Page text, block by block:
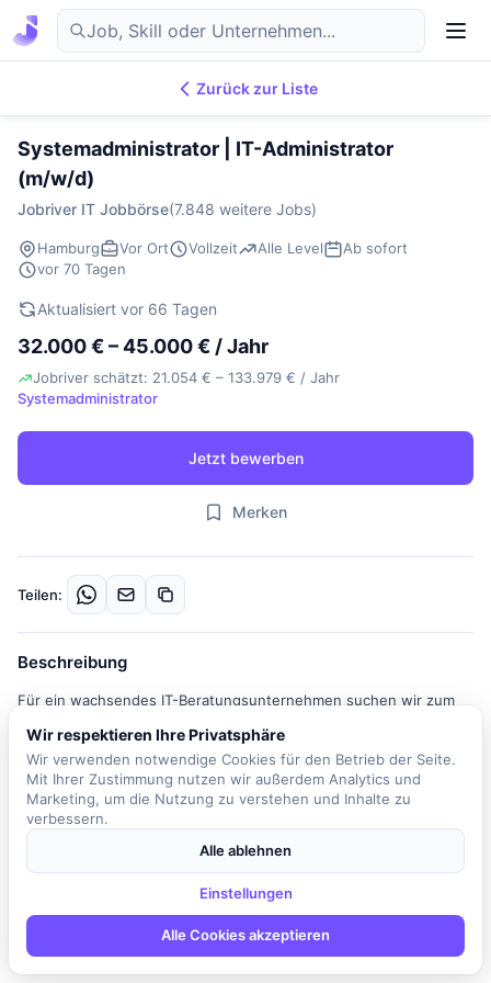
DE
Zurück zur Liste
Systemadministrator | IT-Administrator
(m/w/d)
Jobriver IT Jobbörse(7.848 weitere Jobs)
Hamburg Vor Ort Vollzeit Alle Level
Ab sofort
vor 70 Tagen
Aktualisiert vor 66 Tagen
32.000 € – 45.000 € / Jahr
Jobriver schätzt: 21.054 € – 133.979 € / Jahr
Systemadministrator
Jetzt bewerben
Merken
Teilen:
Beschreibung
Für ein wachsendes IT-Beratungsunternehmen suchen wir zum
Administrator (m/w/d) in Vollzeit. In dieser spannenden Rolle sind
Sie verantwortlich für den 2nd und 3rd Level-Support, welcher
zumeist vor Ort bei unseren Kunden stattfindet. Zu Ihren
Aufgaben gehören die Installation, Konfiguration und
Administration von Servern, Netzwerken und Arbeitsstationen.
Sie überwachen die Systemleistung und -verfügbarkeit,
identifizieren und beheben technische Probleme und
unterstützen die Mitarbeiter des Kunden bei IT-Fragen. Als
direkter Ansprechpartner für alle IT-nahen Belange sind Sie
Wir respektieren Ihre Privatsphäre
Wir verwenden notwendige Cookies für den Betrieb der Seite.
Mit Ihrer Zustimmung nutzen wir außerdem Analytics und
Marketing, um die Nutzung zu verstehen und Inhalte zu
verbessern.
Alle ablehnen
Einstellungen
Alle Cookies akzeptieren